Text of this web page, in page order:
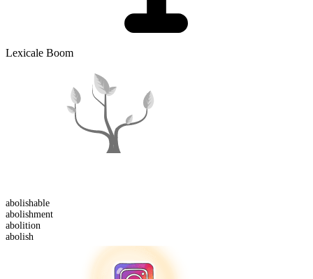
Lexicale Boom
abolishable
abolishment
abolition
abolish